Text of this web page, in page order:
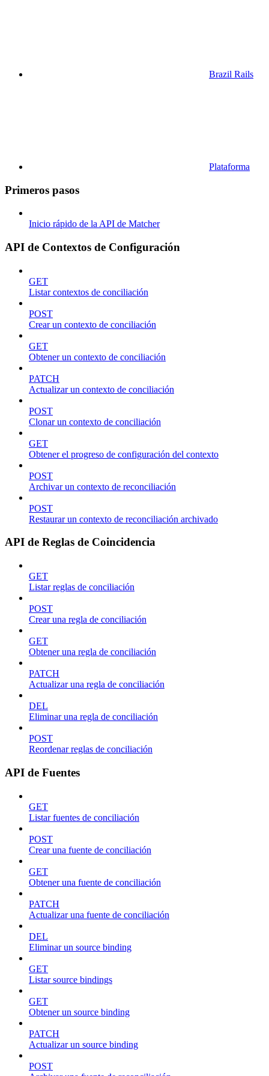
Brazil Rails
Plataforma
Primeros pasos
Inicio rápido de la API de Matcher
API de Contextos de Configuración
GET
Listar contextos de conciliación
POST
Crear un contexto de conciliación
GET
Obtener un contexto de conciliación
PATCH
Actualizar un contexto de conciliación
POST
Clonar un contexto de conciliación
GET
Obtener el progreso de configuración del contexto
POST
Archivar un contexto de reconciliación
POST
Restaurar un contexto de reconciliación archivado
API de Reglas de Coincidencia
GET
Listar reglas de conciliación
POST
Crear una regla de conciliación
GET
Obtener una regla de conciliación
PATCH
Actualizar una regla de conciliación
DEL
Eliminar una regla de conciliación
POST
Reordenar reglas de conciliación
API de Fuentes
GET
Listar fuentes de conciliación
POST
Crear una fuente de conciliación
GET
Obtener una fuente de conciliación
PATCH
Actualizar una fuente de conciliación
DEL
Eliminar un source binding
GET
Listar source bindings
GET
Obtener un source binding
PATCH
Actualizar un source binding
POST